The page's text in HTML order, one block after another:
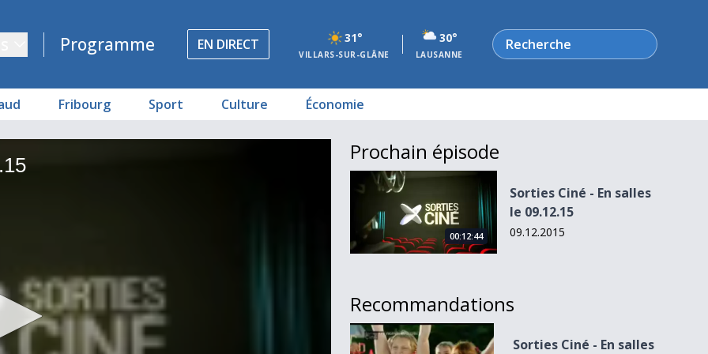
Programme EN DIRECT 31°
VILLARS-SUR-GLÂNE
30°
LAUSANNE
Rechercher
Fribourg Sport Culture Économie
Prochain épisode
Sorties Ciné - En salles le 09.12.15
00:12:44
Sorties Ciné - En salles
le 09.12.15
09.12.2015
Recommandations
Sorties Ciné - En salles le 25.04.12
Sorties Ciné - En salles